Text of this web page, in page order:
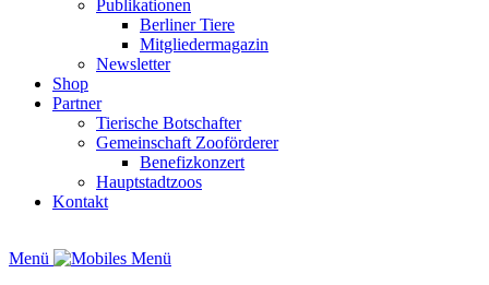
Publikationen
Berliner Tiere
Mitgliedermagazin
Newsletter
Shop
Partner
Tierische Botschafter
Gemeinschaft Zooförderer
Benefizkonzert
Hauptstadtzoos
Kontakt
Menü